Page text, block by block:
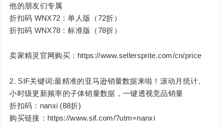
他的朋友们专属
折扣码 WNX72：单人版（72折）
折扣码 WNX78：标准版（78折）
卖家精灵官网购买：https://www.sellersprite.com/cn/price
SIF关键词:最精准的亚马逊销量数据来啦！滚动月统计、
小时级更新频率的子体销量数据，一键透视竞品销量
折扣码：nanxi (88折)
购买链接：https://www.sif.com/?utm=nanxi